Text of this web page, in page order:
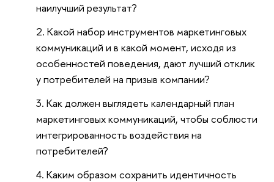
наилучший результат?
Какой набор инструментов маркетинговых
коммуникаций и в какой момент, исходя из
особенностей поведения, дают лучший отклик
у потребителей на призыв компании?
Как должен выглядеть календарный план
маркетинговых коммуникаций, чтобы соблюсти
интегрированность воздействия на
потребителей?
Каким образом сохранить идентичность